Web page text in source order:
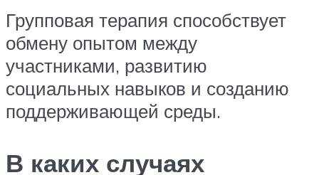
Групповая терапия способствует
обмену опытом между
участниками, развитию
социальных навыков и созданию
поддерживающей среды.
В каких случаях